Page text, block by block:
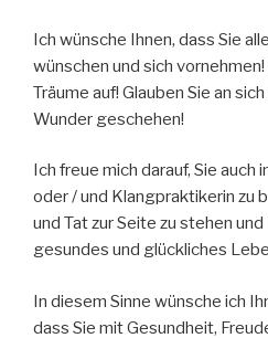
Ich wünsche Ihnen, dass Sie
wünschen und sich
Träume auf! Glauben Sie an
Wunder geschehen!
Ich freue mich darauf, Sie auch
oder / und Klangpraktikerin zu
und Tat zur Seite zu stehen
gesundes und glückliches
In diesem Sinne wünsche ich
dass Sie mit Gesundheit,